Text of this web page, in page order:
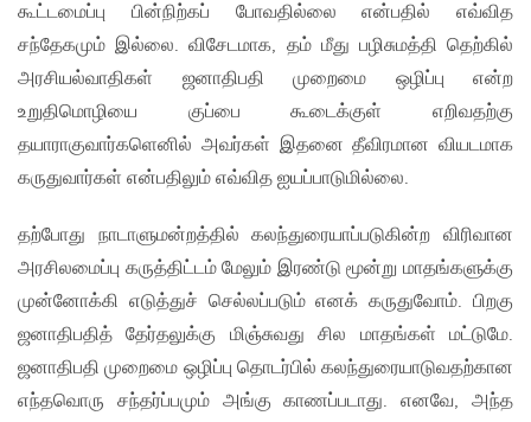
கூட்டமைப்பு பின்நிற்கப் போவதில்லை என்பதில் எவ்வித
சந்தேகமும் இல்லை. விசேடமாக, தம் மீது பழிசுமத்தி தெற்கில்
அரசியல்வாதிகள் ஜனாதிபதி முறைமை ஒழிப்பு என்ற
உறுதிமொழியை குப்பை கூடைக்குள் எறிவதற்கு
தயாராகுவார்களெனில் அவர்கள் இதனை தீவிரமான வியடமாக
கருதுவார்கள் என்பதிலும் எவ்வித ஐயப்பாடுமில்லை.
தற்போது நாடாளுமன்றத்தில் கலந்துரையாப்படுகின்ற விரிவான
அரசிலமைப்பு கருத்திட்டம் மேலும் இரண்டு மூன்று மாதங்களுக்கு
முன்னோக்கி எடுத்துச் செல்லப்படும் எனக் கருதுவோம். பிறகு
ஜனாதிபதித் தேர்தலுக்கு மிஞ்சுவது சில மாதங்கள் மட்டுமே.
ஜனாதிபதி முறைமை ஒழிப்பு தொடர்பில் கலந்துரையாடுவதற்கான
எந்தவொரு சந்தர்ப்பமும் அங்கு காணப்படாது. எனவே, அந்த